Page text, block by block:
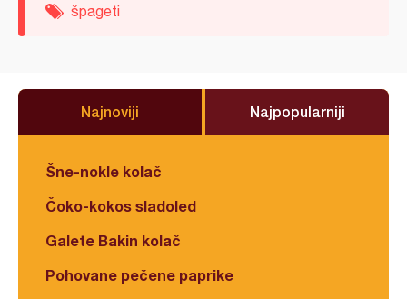
špageti
Najnoviji Najpopularniji
Šne-nokle kolač
Čoko-kokos sladoled
Galete Bakin kolač
Pohovane pečene paprike